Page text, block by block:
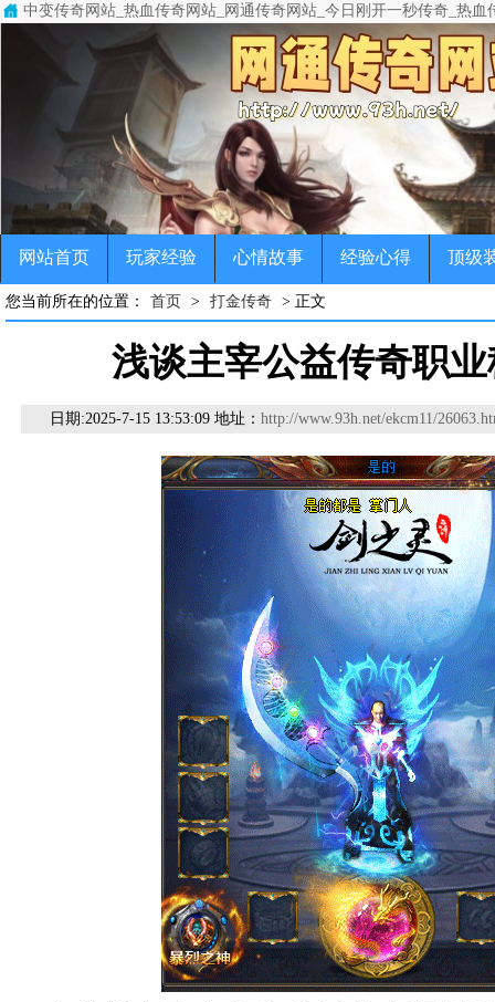
中变传奇网站_热血传奇网站_网通传奇网站_今日刚开一秒传奇_热血
中变传奇网站(www.93h.net)专注于变态传奇,超级变态传奇,超变态传
传奇，变态传奇，单职业传奇，超变传奇，宠物传奇，微变传奇，公益
网站首页 玩家经验 心情故事 经验心得 顶级
您当前所在的位置： 首页 > 打金传奇 > 正文
浅谈主宰公益传奇职
日期:2025-7-15 13:53:09 地址： http://www.93h.net/ekcm11/